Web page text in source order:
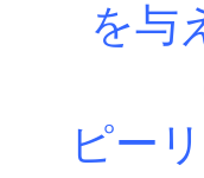
を与
ピー